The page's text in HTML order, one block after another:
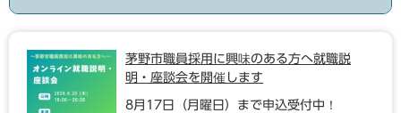
茅野市職員採用に興味のある方へ就職説
明・座談会を開催します
8月17日（月曜日）まで申込受付中！